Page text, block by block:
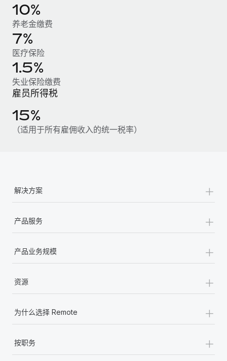
防范合规风险
设备管理
在全球范围内配置和跟踪 IT 设备
实体设立
快速建立合规实体
轻松搬迁员工
福利
At a glance Discover the evolution of TheyDo, a pioneering
journey management platform that has...
了解更多
Reverse Tech's strategic partnership with
Remote for contractor management and
Reverse Tech at a glance Health and wellness startup,
Reverse Tech, partnered with Remote to manage...
博客
Why owned entities are key to maintaining
EOR compliance
As the global workforce continues to expand in response
to the demands of today’s labor market, the...
了解更多
What a Workday global payroll implementation
了解更多
10%
养老金缴费
7%
医疗保险
1.5%
失业保险缴费
雇员所得税
15%
（适用于所有雇佣收入的统一税率）
解决方案 +
产品服务 +
产品业务规模 +
资源 +
为什么选择 Remote +
按职务 +